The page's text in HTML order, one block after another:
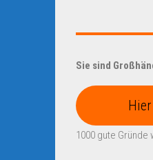
Sie sind
1000 gute Gründe